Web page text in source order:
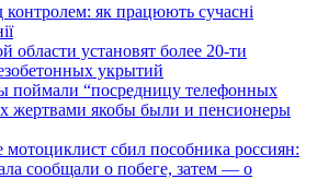
контролем: як працюють сучасні
области установят более 20-ти
укрытий
поймали “посредницу телефонных
жертвами якобы были и пенсионеры
сбил пособника россиян:
сообщали о побеге, затем — о